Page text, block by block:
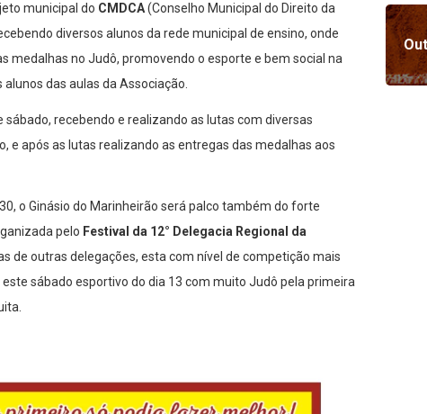
municipal do CMDCA(Conselho Municipal do Direito da
diversos alunos da rede municipal de ensino, onde
medalhas no Judô, promovendo o esporte e bem social na
das aulas da Associação.
sábado, recebendo e realizando as lutas com diversas
e após as lutas realizando as entregas das medalhas aos
o Ginásio do Marinheirão será palco também do forte
pelo Festival da 12° Delegacia Regional da
de outras delegações, esta com nível de competição mais
sábado esportivo do dia 13 com muito Judô pela primeira